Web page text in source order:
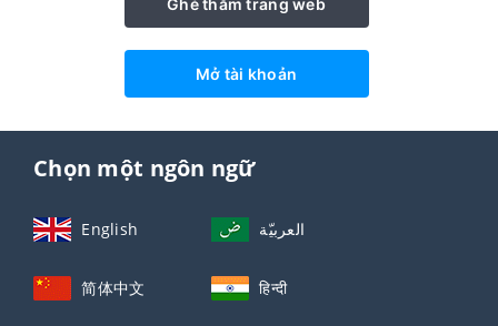
Mở tài khoản
Chọn một ngôn ngữ
English العربيّة
简体中文 हिन्दी